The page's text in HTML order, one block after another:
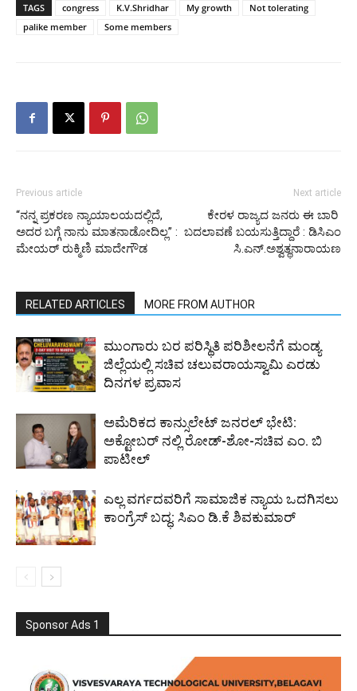
TAGS congress K.V.Shridhar My growth
Not tolerating
palike member
Some members
Previous article
“ನನ್ನ ಪ್ರಕರಣ ನ್ಯಾಯಾಲಯದಲ್ಲಿದೆ,
ಅದರ ಬಗ್ಗೆ ನಾನು ಮಾತನಾಡೋದಿಲ್ಲ” :
ಮೇಯರ್ ರುಕ್ಮಿಣಿ ಮಾದೇಗೌಡ
Next article
ಕೇರಳ ರಾಜ್ಯದ ಜನರು ಈ ಬಾರಿ
ಬದಲಾವಣೆ ಬಯಸುತ್ತಿದ್ದಾರೆ : ಡಿಸಿಎಂ
ಸಿ.ಎನ್.‌ಅಶ್ವತ್ಥನಾರಾಯಣ
RELATED ARTICLES MORE FROM AUTHOR
ಮುಂಗಾರು ಬರ ಪರಿಸ್ಥಿತಿ ಪರಿಶೀಲನೆಗೆ ಮಂಡ್ಯ
ಜಿಲ್ಲೆಯಲ್ಲಿ ಸಚಿವ ಚಲುವರಾಯಸ್ವಾಮಿ ಎರಡು
ದಿನಗಳ ಪ್ರವಾಸ
ಅಮೆರಿಕದ ಕಾನ್ಸುಲೇಟ್ ಜನರಲ್ ಭೇಟಿ:
ಅಕ್ಟೋಬರ್ ನಲ್ಲಿ ರೋಡ್-ಶೋ-ಸಚಿವ ಎಂ. ಬಿ
ಪಾಟೀಲ್
ಎಲ್ಲ ವರ್ಗದವರಿಗೆ ಸಾಮಾಜಿಕ ನ್ಯಾಯ ಒದಗಿಸಲು
ಕಾಂಗ್ರೆಸ್ ಬದ್ಧ: ಸಿಎಂ ಡಿ.ಕೆ ಶಿವಕುಮಾರ್
Sponsor Ads 1